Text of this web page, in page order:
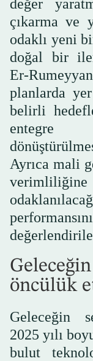
değer
çıkarma ve
odaklı yeni
doğal bir
Er-
planlarda
belirli
entegre
Ayrıca mali
öncülük
Geleceğin
2025 yılı
bulut